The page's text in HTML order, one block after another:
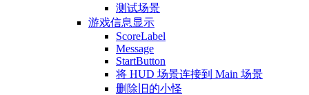
测试场景
游戏信息显示
ScoreLabel
Message
StartButton
将 HUD 场景连接到 Main 场景
删除旧的小怪